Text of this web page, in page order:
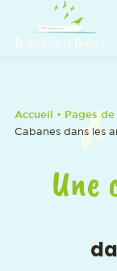
Accueil
• Pages
Cabanes dans les
Une